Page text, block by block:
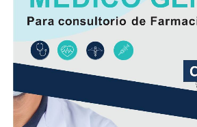
Además de incrementar la
nueva infraestructura incorpora
mayor resistencia, lo que permitirá
operación del sistema y disminuir
derivadas de fallas en la red.
Con esta ampliación, las autoridades